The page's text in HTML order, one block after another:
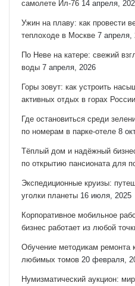
самолете Ил-76 14 апреля,
Ужин на плаву: как провести
теплоходе в Москве 7 апреля,
По Неве на катере: свежий
воды 7 апреля, 2026
Горы зовут: как устроить
активных отдых в горах России
Где остановиться среди
по номерам в парке-отеле 8
Тёплый дом и надёжный
по открытию пансионата для
Экспедиционные круизы:
уголки планеты 16 июля, 2025
Корпоративное мобильное
бизнес работает из любой
Обучение методикам ремонта
любимых томов 20 февраля,
Нумизматический аукцион: